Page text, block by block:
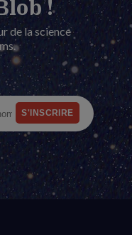
!
de la science